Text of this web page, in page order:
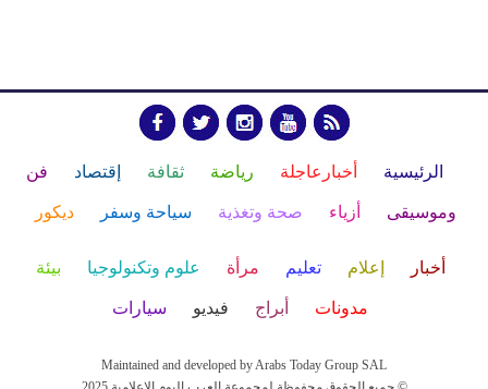
الرئيسية أخبارعاجلة رياضة ثقافة إقتصاد فن
وموسيقى أزياء صحة وتغذية سياحة وسفر ديكور
أخبار إعلام تعليم مرأة علوم وتكنولوجيا بيئة
مدونات أبراج فيديو سيارات
Maintained and developed by Arabs Today Group SAL